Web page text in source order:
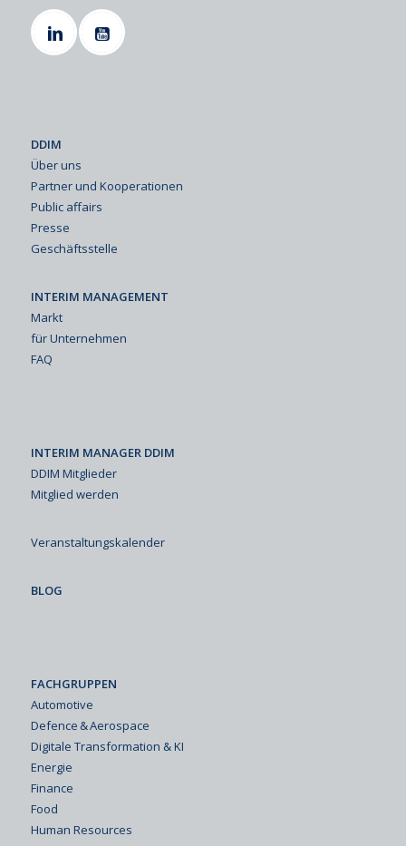
DDIM
Über uns
Partner und Kooperationen
Public affairs
Presse
Geschäftsstelle
INTERIM MANAGEMENT
Markt
für Unternehmen
FAQ
INTERIM MANAGER DDIM
DDIM Mitglieder
Mitglied werden
Veranstaltungskalender
BLOG
FACHGRUPPEN
Automotive
Defence & Aerospace
Digitale Transformation & KI
Energie
Finance
Food
Human Resources